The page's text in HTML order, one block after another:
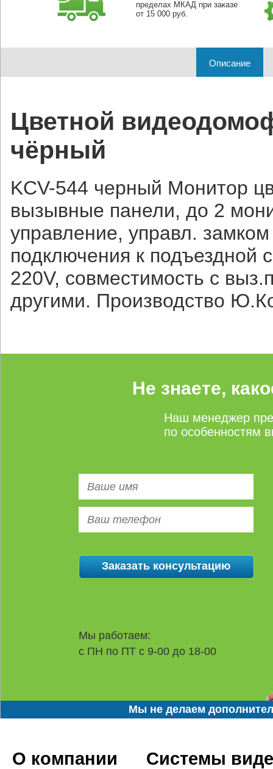
пределах МКАД при заказе
от 15 000 руб.
Описание
Цветной
чёрный
KCV-544 черный Монитор
вызывные панели, до 2
управление, управл.
подключения к подъездной
220V, совместимость с
другими. Производство
Не знаете,
Наш менеджер
по особенностям
Мы работаем:
с ПН по ПТ с 9-00 до 18-00
Мы не делаем
О компании Системы